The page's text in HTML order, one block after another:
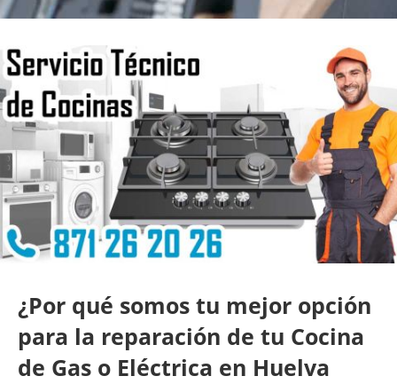
¿Por qué somos tu mejor opción
para la reparación de tu Cocina
de Gas o Eléctrica en Huelva